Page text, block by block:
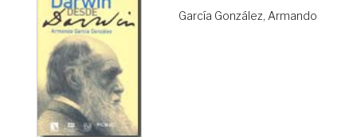
García González, Armando